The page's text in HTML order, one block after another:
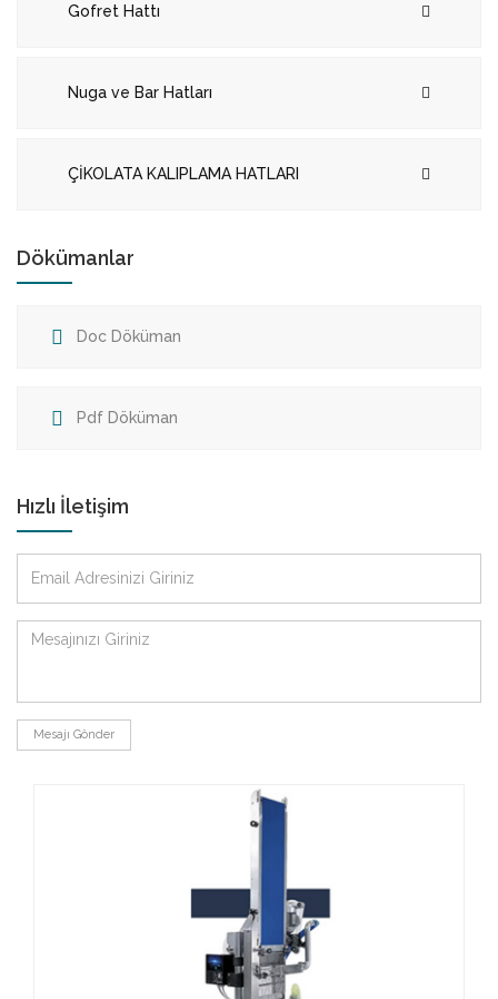
Gofret Hattı
Nuga ve Bar Hatları
ÇİKOLATA KALIPLAMA HATLARI
Dökümanlar
Doc Döküman
Pdf Döküman
Hızlı İletişim
Mesajı Gönder